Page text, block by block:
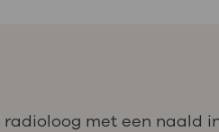
met een naald